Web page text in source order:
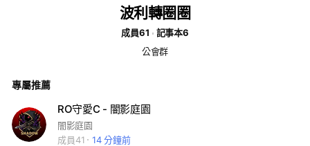
波利轉圈圈
成員61
記事本6
公會群
專屬推薦
RO守愛C - 闇影庭園
闇影庭園
成員41
14 分鐘前